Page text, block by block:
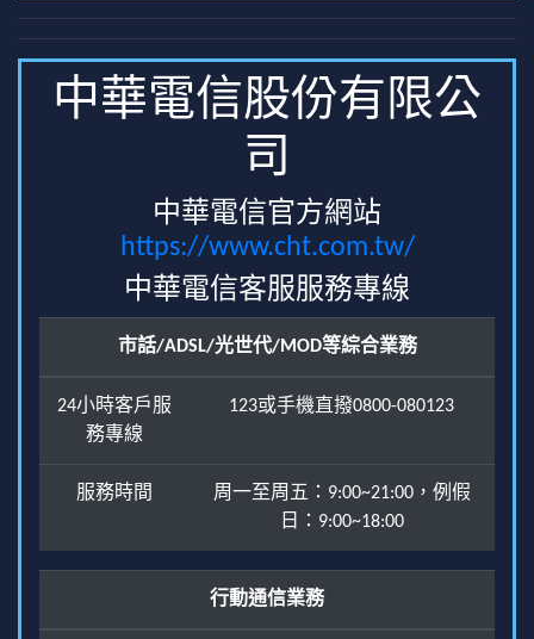
中華電信股份有限公
司
中華電信官方網站
https://www.cht.com.tw/
中華電信客服服務專線
市話/ADSL/光世代/MOD等綜合業務
24小時客戶服
務專線
123或手機直撥0800-080123
服務時間
周一至周五：9:00~21:00，例假
日：9:00~18:00
行動通信業務